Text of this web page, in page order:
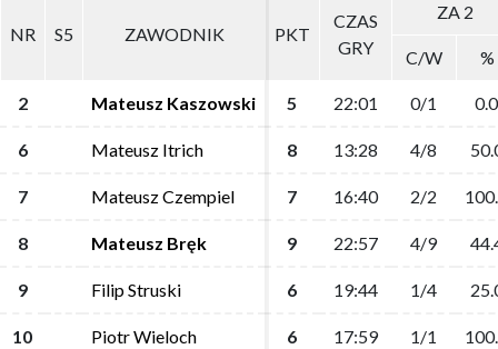
NR S5 ZAWODNIK PKT
CZAS
GRY
ZA 2
C/W %
2 Mateusz Kaszowski 5 22:01 0/1 0.0
6 Mateusz Itrich 8 13:28 4/8
7 Mateusz Czempiel 7 16:40 2/2
8 Mateusz Bręk 9 22:57 4/9
9 Filip Struski 6 19:44 1/4
10 Piotr Wieloch 6 17:59 1/1
NR S5 ZAWODNIK PKT
CZAS
GRY
ZA 2
C/W %
2 Mateusz Kaszowski 5 22:01 0/1 0.0
6 Mateusz Itrich 8 13:28 4/8
7 Mateusz Czempiel 7 16:40 2/2
8 Mateusz Bręk 9 22:57 4/9
9 Filip Struski 6 19:44 1/4
10 Piotr Wieloch 6 17:59 1/1